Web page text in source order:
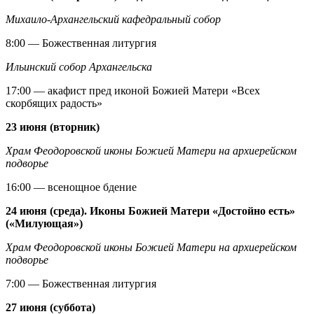
Михаило-Архангельский кафедральный собор
8:00 — Божественная литургия
Ильинский собор Архангельска
17:00 — акафист пред иконой Божией Матери «Всех
скорбящих радость»
23 июня (вторник)
Храм Феодоровской иконы Божией Матери на архиерейском
подворье
16:00 — всенощное бдение
24 июня (среда). Иконы Божией Матери «Достойно есть»
(«Милующая»)
Храм Феодоровской иконы Божией Матери на архиерейском
подворье
7:00 — Божественная литургия
27 июня (суббота)